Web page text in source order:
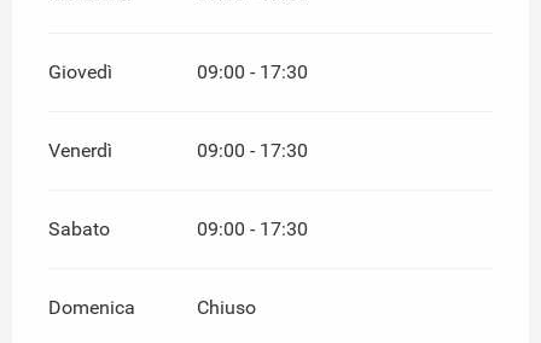
Giovedì 09:00 - 17:30
Venerdì 09:00 - 17:30
Sabato 09:00 - 17:30
Domenica Chiuso